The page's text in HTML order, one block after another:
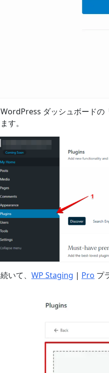
WordPress ダッシュボードの
ます。
続いて、 WP Staging | Pro プ